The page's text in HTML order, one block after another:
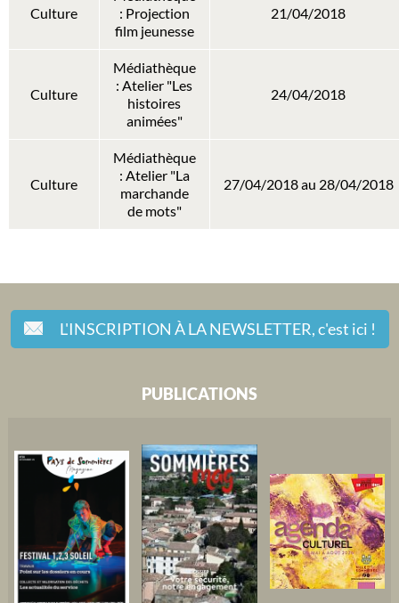
Culture
: Projection
film jeunesse
21/04/2018
Culture
Médiathèque
: Atelier "Les
histoires
animées"
24/04/2018
Culture
Médiathèque
: Atelier "La
marchande
de mots"
27/04/2018 au 28/04/2018
L'INSCRIPTION À LA NEWSLETTER,c'est ici !
PUBLICATIONS